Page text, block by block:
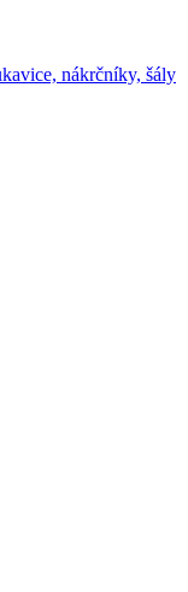
nákrčníky, šály